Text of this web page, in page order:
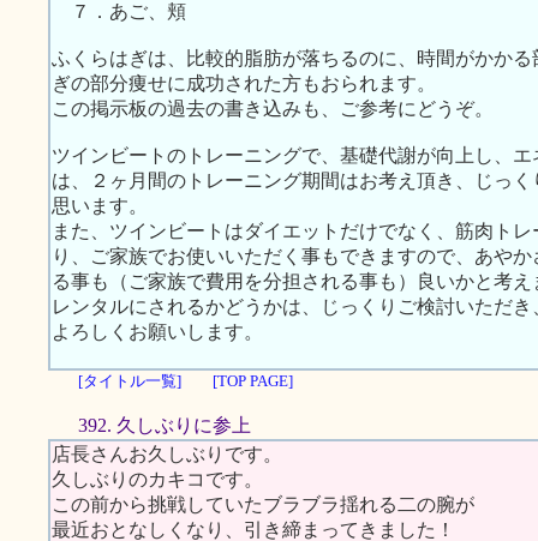
７．あご、頬
ふくらはぎは、比較的脂肪が落ちるのに、時間がかか
ぎの部分痩せに成功された方もおられます。
この掲示板の過去の書き込みも、ご参考にどうぞ。
ツインビートのトレーニングで、基礎代謝が向上し、
は、２ヶ月間のトレーニング期間はお考え頂き、じっ
思います。
また、ツインビートはダイエットだけでなく、筋肉ト
り、ご家族でお使いいただく事もできますので、あや
る事も（ご家族で費用を分担される事も）良いかと考え
レンタルにされるかどうかは、じっくりご検討いただ
よろしくお願いします。
[タイトル一覧] [TOP PAGE]
392. 久しぶりに参上
店長さんお久しぶりです。
久しぶりのカキコです。
この前から挑戦していたブラブラ揺れる二の腕が
最近おとなしくなり、引き締まってきました！